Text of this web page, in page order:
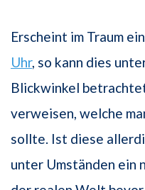
Erscheint im Traum
Uhr, so kann dies
Blickwinkel
verweisen, welche
sollte. Ist diese
unter Umständen ein